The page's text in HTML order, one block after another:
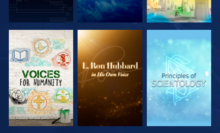
VERKEN DE
SERIE
VERKEN DE
SERIE
VERKEN DE
SERIE